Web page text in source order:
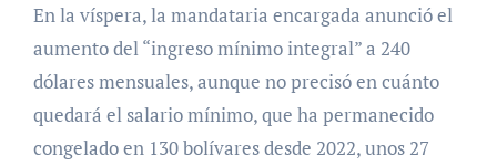
En la víspera, la mandataria encargada anunció el
aumento del “ingreso mínimo integral” a 240
dólares mensuales, aunque no precisó en cuánto
quedará el salario mínimo, que ha permanecido
congelado en 130 bolívares desde 2022, unos 27